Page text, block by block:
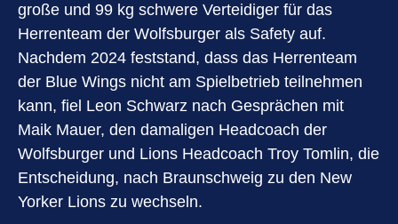
große und 99 kg schwere Verteidiger für das
Herrenteam der Wolfsburger als Safety auf.
Nachdem 2024 feststand, dass das Herrenteam
der Blue Wings nicht am Spielbetrieb teilnehmen
kann, fiel Leon Schwarz nach Gesprächen mit
Maik Mauer, den damaligen Headcoach der
Wolfsburger und Lions Headcoach Troy Tomlin, die
Entscheidung, nach Braunschweig zu den New
Yorker Lions zu wechseln.